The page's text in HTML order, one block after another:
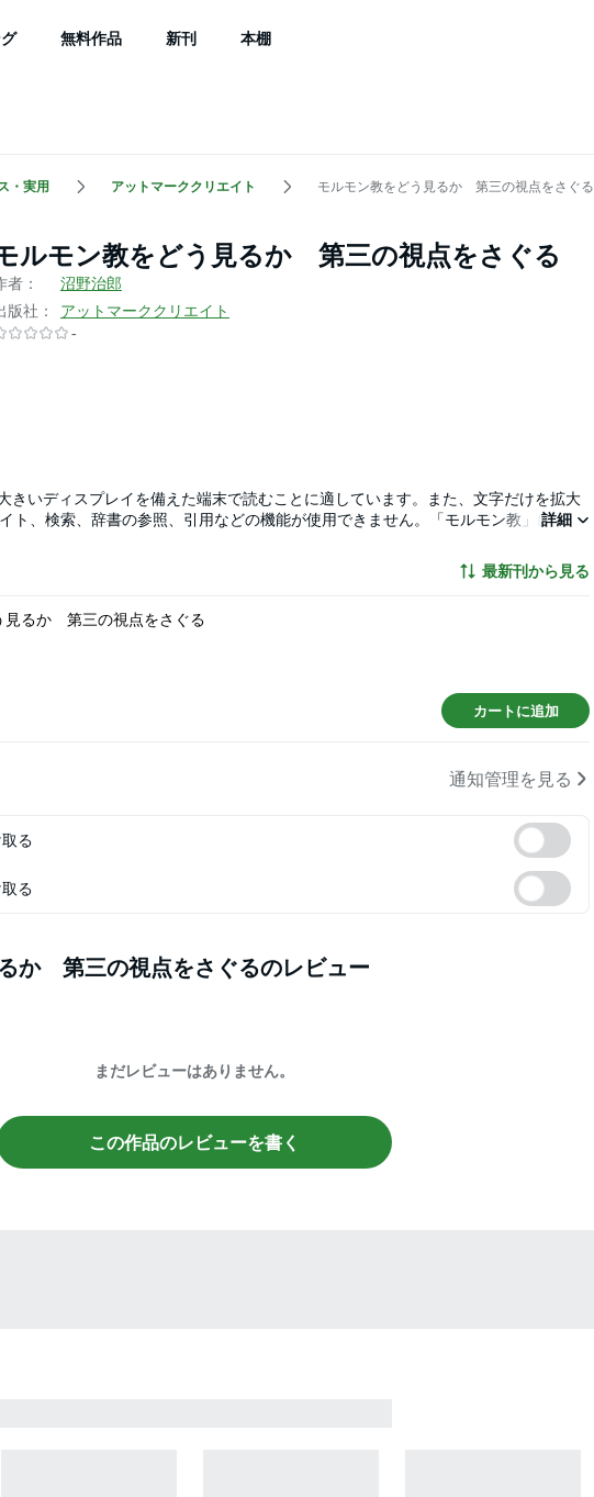
無料作品 新刊 本棚
・実用 アットマーククリエイト モルモン教をどう見るか 第三の視点をさぐる
ルモン教をどう見るか 第三の視点をさぐる
者：
沼野治郎
版社：
アットマーククリエイト
-
きいディスプレイを備えた端末で読むことに適しています。また、文字だけを拡大
ト、検索、辞書の参照、引用などの機能が使用できません。「モルモン教」につい
年を経て、今や信徒として第五～第六世代目を迎える家族もいて、生活も安定
からも、学術的に優れた研究者・歴史家が多く育っている。古文書的な資料はよく
やヒットラーにまで「代理洗礼」を行おうとするボランティアがいて、教会側は慌
の戦中派が、自分たちを裏切ったと思われる天皇制の背景としての古代史に興味が
ルモン教神話」の背景に対する知的関心は高い。さまざまな研究手法で（コンピュ
含め）分析されている。また、ロムニーの登場を契機に、「政治権力とモルモン
ン教徒たち」等のテーマの研究も盛んである。そしてもちろん、外部からの揚げ足
そしてネット交信も花盛りである。さて、日本人・沼野治郎氏による本書『モルモ
のことであるが、真摯な信徒であり続けるとともに、ブリガムヤング大学を卒業
モルモン教」関係史を、学術的に極めて深く研究しておられ、かつ、日本の「モル
を読み解き、公平に解説しておられる。ご自分の論文も紹介しておられる。もし読
研究者から「モルモン教」について公平に詳しく聞きたいという方がおられた場
学の教養課程の「アメリカの文化・宗教・社会・政治」などの分野の授業で、教科
業論文用に参照したりすることのできる、信頼のおける書籍である。 「序文」よ
詳細
最新刊から見る
見るか 第三の視点をさぐる
カートに追加
通知管理を見る
る
る
か 第三の視点をさぐるのレビュー
まだレビューはありません。
この作品のレビューを書く